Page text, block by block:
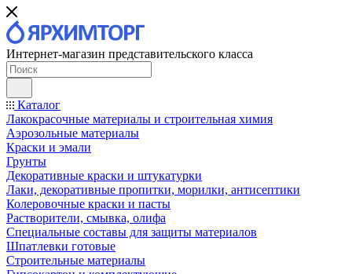
Интернет-магазин представительского класса
Каталог
Лакокрасочные материалы и строительная химия
Аэрозольные материалы
Краски и эмали
Грунты
Декоративные краски и штукатурки
Лаки, декоративные пропитки, морилки, антисептики
Колеровочные краски и пасты
Растворители, смывка, олифа
Специальные составы для защиты материалов
Шпатлевки готовые
Строительные материалы